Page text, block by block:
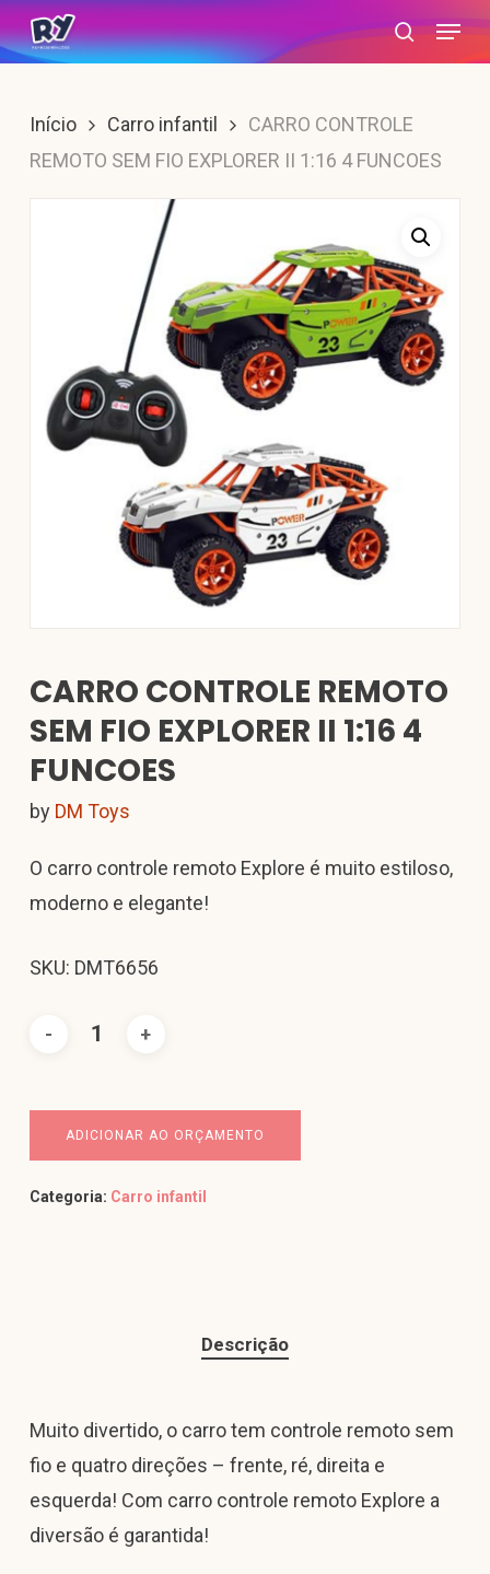
Skip
to
content
search
Menu
Início Carro infantil
CARRO CONTROLE
REMOTO SEM FIO EXPLORER II 1:16 4 FUNCOES
CARRO CONTROLE REMOTO
SEM FIO EXPLORER II 1:16 4
FUNCOES
by DM Toys
O carro controle remoto Explore é muito estiloso,
moderno e elegante!
SKU: DMT6656
ADICIONAR AO ORÇAMENTO
Categoria: Carro infantil
Descrição
Muito divertido, o carro tem controle remoto sem
fio e quatro direções – frente, ré, direita e
esquerda! Com carro controle remoto Explore a
diversão é garantida!